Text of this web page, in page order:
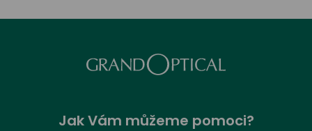
Jak Vám můžeme pomoci?